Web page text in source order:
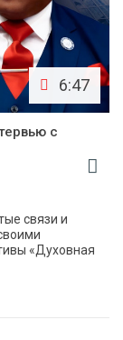
6:47
с
связи и
«Духовная